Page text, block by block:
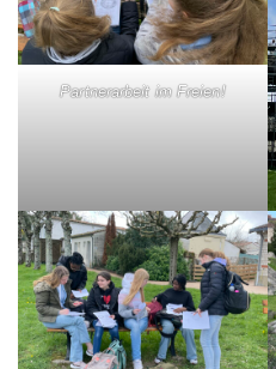
Partnerarbeit im Freien!